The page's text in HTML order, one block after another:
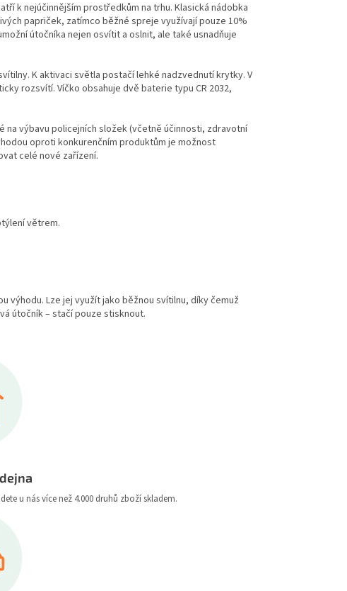
k nejúčinnějším prostředkům na trhu. Klasická nádobka
papriček, zatímco běžné spreje využívají pouze 10%
útočníka nejen osvítit a oslnit, ale také usnadňuje
K aktivaci světla postačí lehké nadzvednutí krytky. V
rozsvítí. Víčko obsahuje dvě baterie typu CR 2032,
na výbavu policejních složek (včetně účinnosti, zdravotní
oproti konkurenčním produktům je možnost
celé nové zařízení.
větrem.
výhodu. Lze jej využít jako běžnou svítilnu, díky čemuž
útočník – stačí pouze stisknout.
u nás více než 4.000 druhů zboží skladem.